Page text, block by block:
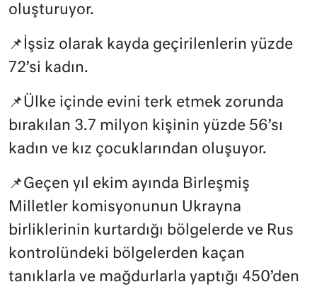
oluşturuyor.
📌İşsiz olarak kayda geçirilenlerin yüzde
72’si kadın.
📌Ülke içinde evini terk etmek zorunda
bırakılan 3.7 milyon kişinin yüzde 56’sı
kadın ve kız çocuklarından oluşuyor.
📌Geçen yıl ekim ayında Birleşmiş
Milletler komisyonunun Ukrayna
birliklerinin kurtardığı bölgelerde ve Rus
kontrolündeki bölgelerden kaçan
tanıklarla ve mağdurlarla yaptığı 450’den